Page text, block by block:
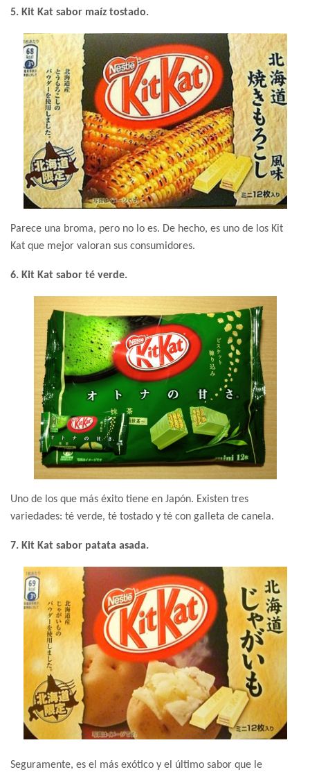
5. Kit Kat sabor maíz tostado.
Parece una broma, pero no lo es. De hecho, es uno de los Kit
Kat que mejor valoran sus consumidores.
6. Kit Kat sabor té verde.
Uno de los que más éxito tiene en Japón. Existen tres
variedades: té verde, té tostado y té con galleta de canela.
7. Kit Kat sabor patata asada.
Seguramente, es el más exótico y el último sabor que le